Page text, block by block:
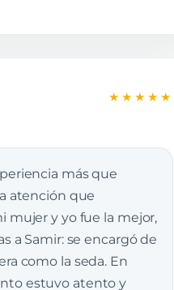
★★★★★
más que
atención que
mujer y yo fue la mejor,
a Samir: se encargó de
como la seda. En
estuvo atento y